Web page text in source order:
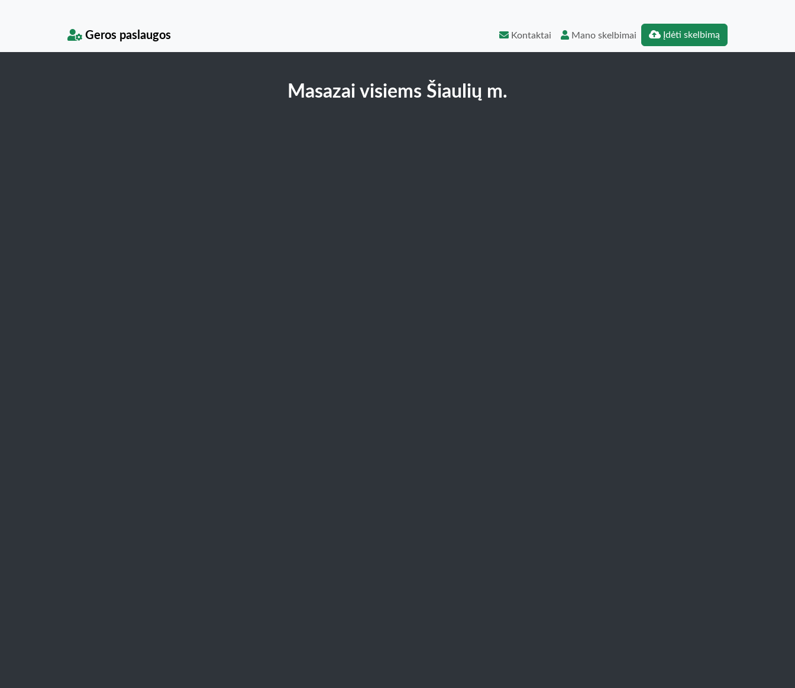
Geros paslaugos Kontaktai Mano skelbimai Įdėti skelbimą
Masazai visiems Šiaulių m.